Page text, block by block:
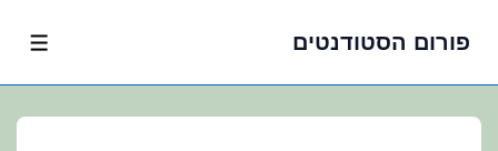
פורום הסטודנטים